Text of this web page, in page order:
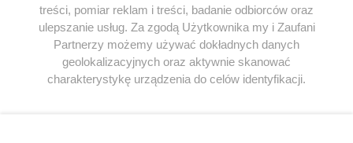
KONTAKT
ODWIEDŹ RÓWNIEŻ:
treści, pomiar reklam i treści, badanie odbiorców oraz
ulepszanie usług. Za zgodą Użytkownika my i Zaufani
Partnerzy możemy używać dokładnych danych
geolokalizacyjnych oraz aktywnie skanować
charakterystykę urządzenia do celów identyfikacji.